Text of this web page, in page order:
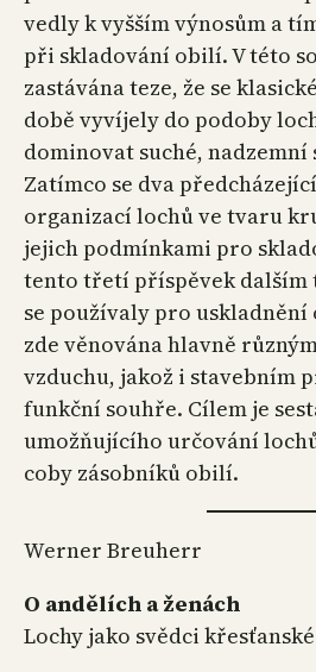
vedly k vyšším výnosům a
při skladování obilí. V této
zastávána teze, že se
době vyvíjely do podoby
dominovat suché, nadzemní
Zatímco se dva
organizací lochů ve tvaru
jejich podmínkami pro
tento třetí příspěvek dalším
se používaly pro
zde věnována hlavně
vzduchu, jakož i stavebním
funkční souhře. Cílem je
umožňujícího určování
coby zásobníků obilí.
Werner Breuherr
O andělích a ženách
Lochy jako svědci